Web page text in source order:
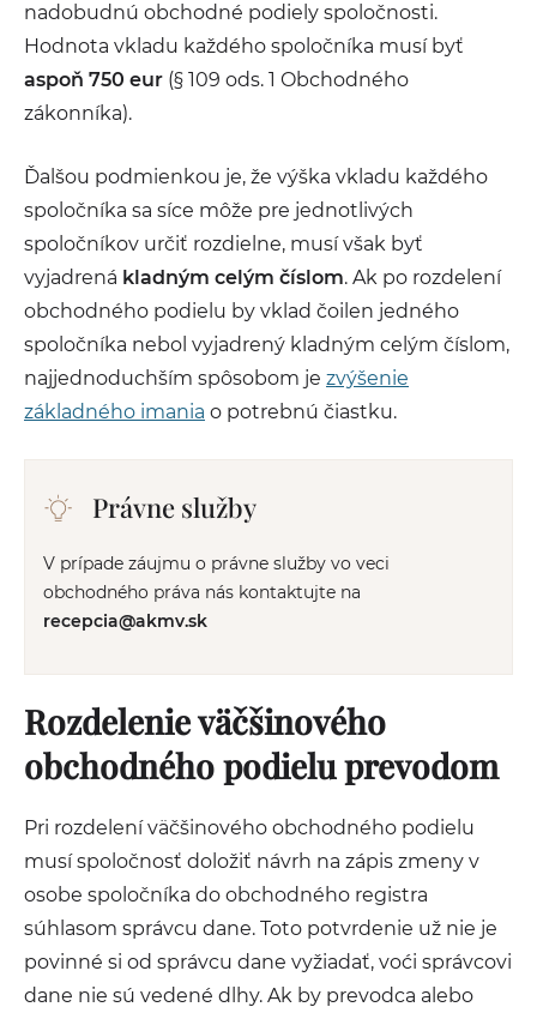
nadobudnú obchodné podiely spoločnosti.
Hodnota vkladu každého spoločníka musí byť
aspoň 750 eur (§ 109 ods. 1 Obchodného
zákonníka).
Ďalšou podmienkou je, že výška vkladu každého
spoločníka sa síce môže pre jednotlivých
spoločníkov určiť rozdielne, musí však byť
vyjadrená kladným celým číslom. Ak po rozdelení
obchodného podielu by vklad čoilen jedného
spoločníka nebol vyjadrený kladným celým číslom,
najjednoduchším spôsobom je zvýšenie
základného imania o potrebnú čiastku.
Právne služby
V prípade záujmu o právne služby vo veci
obchodného práva nás kontaktujte na
recepcia@akmv.sk
Rozdelenie väčšinového
obchodného podielu prevodom
Pri rozdelení väčšinového obchodného podielu
musí spoločnosť doložiť návrh na zápis zmeny v
osobe spoločníka do obchodného registra
súhlasom správcu dane. Toto potvrdenie už nie je
povinné si od správcu dane vyžiadať, voći správcovi
dane nie sú vedené dlhy. Ak by prevodca alebo